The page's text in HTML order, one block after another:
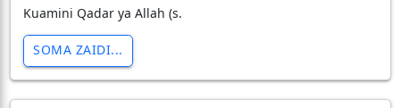
Kuamini Qadar ya Allah (s.
SOMA ZAIDI...